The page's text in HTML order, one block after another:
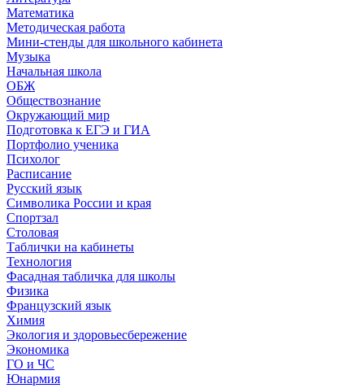
Математика
Методическая работа
Мини-стенды для школьного кабинета
Музыка
Начальная школа
ОБЖ
Обществознание
Окружающий мир
Подготовка к ЕГЭ и ГИА
Портфолио ученика
Психолог
Расписание
Русский язык
Символика России и края
Спортзал
Столовая
Таблички на кабинеты
Технология
Фасадная табличка для школы
Физика
Французский язык
Химия
Экология и здоровьесбережение
Экономика
ГО и ЧС
Юнармия